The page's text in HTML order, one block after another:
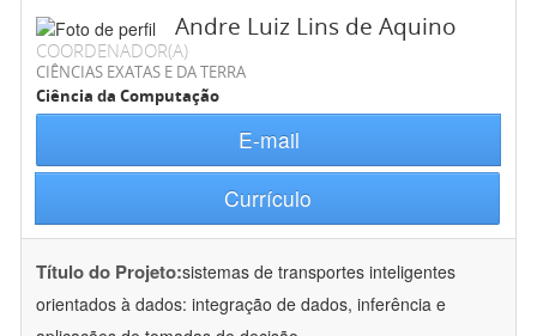
Andre Luiz Lins de Aquino
COORDENADOR(A)
CIÊNCIAS EXATAS E DA TERRA
Ciência da Computação
E-mail
Currículo
Título do Projeto:sistemas de transportes inteligentes
orientados à dados: integração de dados, inferência e